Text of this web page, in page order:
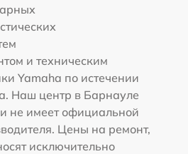
и техническим
Yamaha по истечении
Наш центр в Барнауле
не имеет официальной
Цены на ремонт,
исключительно